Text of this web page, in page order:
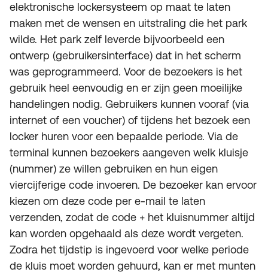
elektronische lockersysteem op maat te laten
maken met de wensen en uitstraling die het park
wilde. Het park zelf leverde bijvoorbeeld een
ontwerp (gebruikersinterface) dat in het scherm
was geprogrammeerd. Voor de bezoekers is het
gebruik heel eenvoudig en er zijn geen moeilijke
handelingen nodig. Gebruikers kunnen vooraf (via
internet of een voucher) of tijdens het bezoek een
locker huren voor een bepaalde periode. Via de
terminal kunnen bezoekers aangeven welk kluisje
(nummer) ze willen gebruiken en hun eigen
viercijferige code invoeren. De bezoeker kan ervoor
kiezen om deze code per e-mail te laten
verzenden, zodat de code + het kluisnummer altijd
kan worden opgehaald als deze wordt vergeten.
Zodra het tijdstip is ingevoerd voor welke periode
de kluis moet worden gehuurd, kan er met munten